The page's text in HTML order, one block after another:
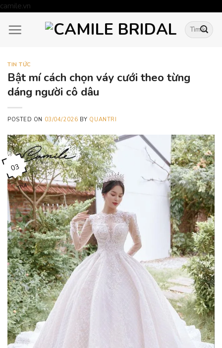
camile.vn
content
Tìm
kiếm:
TIN TỨC
Bật mí cách chọn váy cưới theo từng
dáng người cô dâu
POSTED ON 03/04/2026 BY QUANTRI
03
Th4